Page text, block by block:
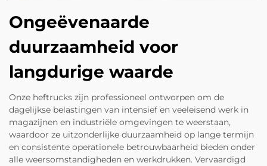
Ongeëvenaarde
duurzaamheid voor
langdurige waarde
Onze heftrucks zijn professioneel ontworpen om de
dagelijkse belastingen van intensief en veeleisend werk in
magazijnen en industriële omgevingen te weerstaan,
waardoor ze uitzonderlijke duurzaamheid op lange termijn
en consistente operationele betrouwbaarheid bieden onder
alle weersomstandigheden en werkdrukken. Vervaardigd